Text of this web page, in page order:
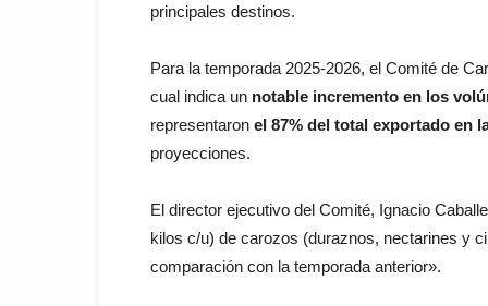
principales destinos.
Para la temporada 2025-2026, el Comité de
cual indica un notable incremento en los
representaron el 87% del total exportado en
proyecciones.
El director ejecutivo del Comité, Ignacio
kilos c/u) de carozos (duraznos, nectarines y
comparación con la temporada anterior».